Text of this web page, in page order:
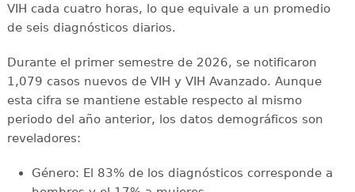
VIH cada cuatro horas, lo que equivale a un promedio
de seis diagnósticos diarios.
Durante el primer semestre de 2026, se notificaron
1,079 casos nuevos de VIH y VIH Avanzado. Aunque
esta cifra se mantiene estable respecto al mismo
periodo del año anterior, los datos demográficos son
reveladores:
Género: El 83% de los diagnósticos corresponde a